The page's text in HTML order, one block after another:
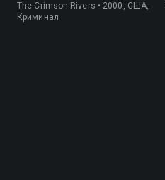
The Crimson Rivers • 2000, США,
Криминал